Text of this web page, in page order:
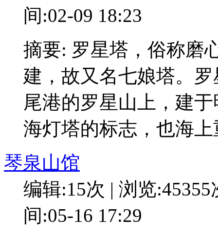
间:02-09 18:23
摘要: 罗星塔，俗称磨
建，故又名七娘塔。
尾港的罗星山上，建
海灯塔的标志，也海
琴泉山馆
编辑:15次 | 浏览:45355
间:05-16 17:29